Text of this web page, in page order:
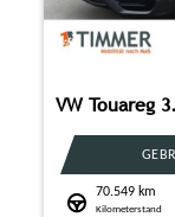
70.549 km
Kilometerstand